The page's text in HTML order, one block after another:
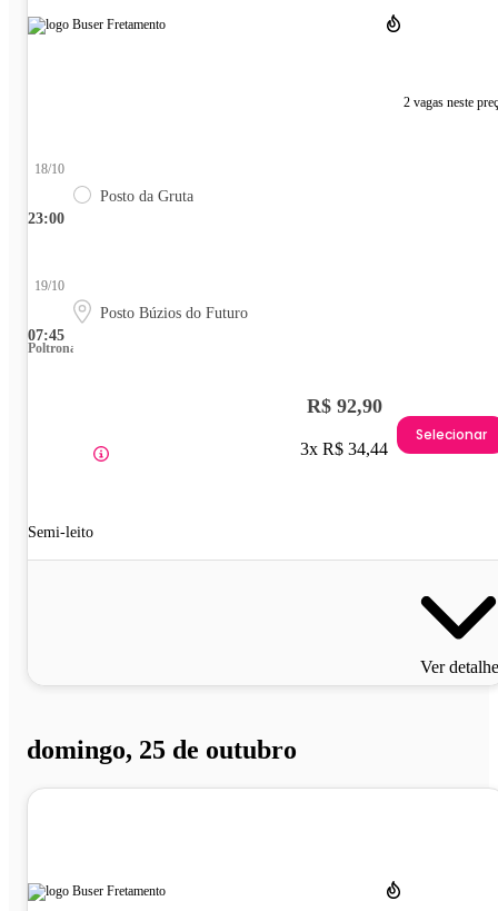
2 vagas neste
23:00
18/10
Posto da Gruta
07:45
19/10
Posto Búzios do Futuro
Poltrona
Semi-leito
R$ 92,90
3x R$ 34,44
Selecionar
Ver
domingo, 25 de outubro